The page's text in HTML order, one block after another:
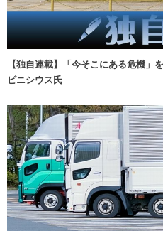
【独自連載】「今そこにある危機
ビニシウス氏